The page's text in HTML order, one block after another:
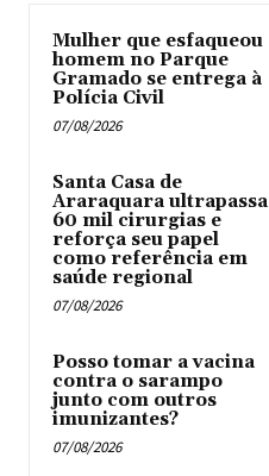
Mulher que esfaqueou
homem no Parque
Gramado se entrega à
Polícia Civil
07/08/2026
Santa Casa de
Araraquara ultrapassa
60 mil cirurgias e
reforça seu papel
como referência em
saúde regional
07/08/2026
Posso tomar a vacina
contra o sarampo
junto com outros
imunizantes?
07/08/2026